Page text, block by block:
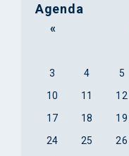
Agenda
«
3
4 5
10
11 12
17
18 19
24
25 26